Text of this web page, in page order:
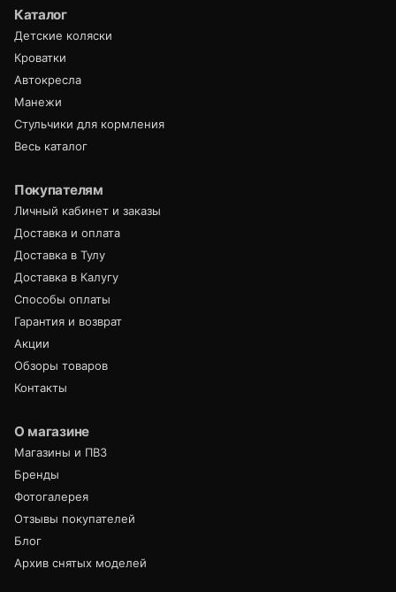
Каталог
Детские коляски
Кроватки
Автокресла
Манежи
Стульчики для кормления
Весь каталог
Покупателям
Личный кабинет и заказы
Доставка и оплата
Доставка в Тулу
Доставка в Калугу
Способы оплаты
Гарантия и возврат
Акции
Обзоры товаров
Контакты
О магазине
Магазины и ПВЗ
Бренды
Фотогалерея
Отзывы покупателей
Блог
Архив снятых моделей